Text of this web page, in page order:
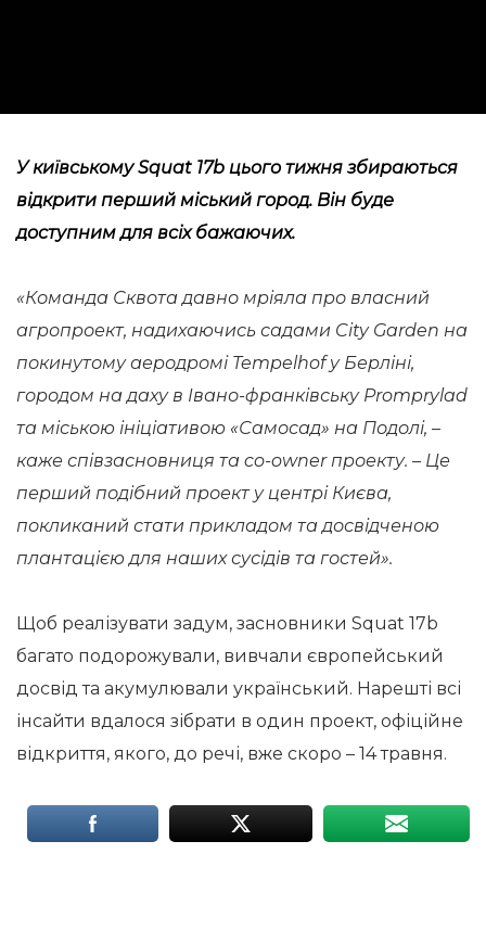
У київському Squat 17b цього тижня збираються
відкрити перший міський город. Він буде
доступним для всіх бажаючих.
«Команда Сквота давно мріяла про власний
агропроект, надихаючись садами City Garden на
покинутому аеродромі Tempelhof у Берліні,
городом на даху в Івано-франківську Promprylad
та міською ініціативою «Самосад» на Подолі, –
каже співзасновниця та co-owner проекту. – Це
перший подібний проект у центрі Києва,
покликаний стати прикладом та досвідченою
плантацією для наших сусідів та гостей».
Щоб реалізувати задум, засновники Squat 17b
багато подорожували, вивчали європейський
досвід та акумулювали український. Нарешті всі
інсайти вдалося зібрати в один проект, офіційне
відкриття, якого, до речі, вже скоро – 14 травня.